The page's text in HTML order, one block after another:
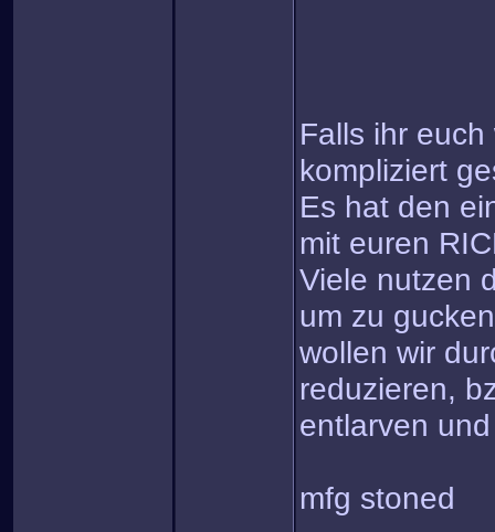
Falls ihr
kompliziert
Es hat den
mit euren
Viele nutzen
um zu
wollen wir
reduzieren,
entlarven
mfg stoned